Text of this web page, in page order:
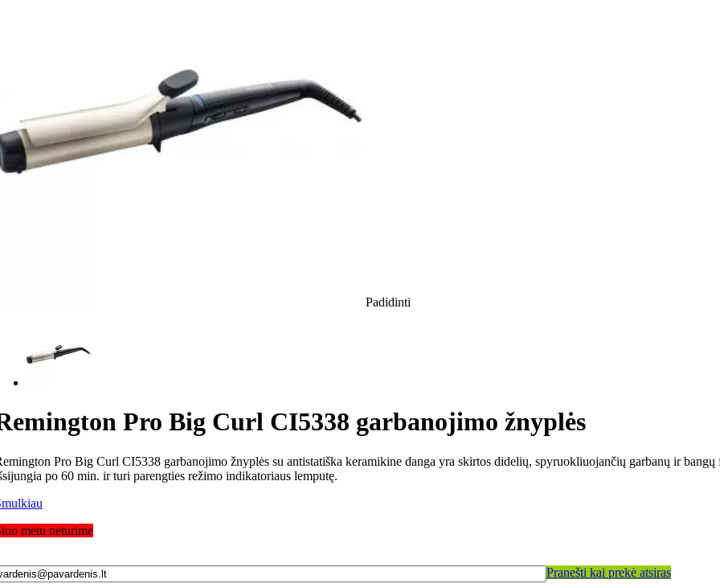
Padidinti
Pro Big Curl CI5338 garbanojimo žnyplės
Pro Big Curl CI5338 garbanojimo žnyplės su antistatiška keramikine danga yra skirtos didelių, spyruokliuojančių garbanų ir
po 60 min. ir turi parengties režimo indikatoriaus lemputę.
metu neturime
Pranešti kai prekė atsiras